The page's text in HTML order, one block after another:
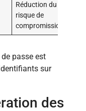
Réduction du
risque de
compromission
passe est
sur
des